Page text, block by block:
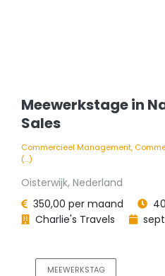
Meewerkstage in
Sales
Commercieel Management,
(...)
Oisterwijk, Nederland
350,00 per maand
Charlie's Travels
MEEWERKSTAG